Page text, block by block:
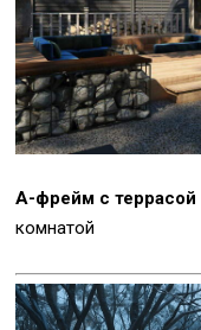
А-фрейм с террасой
комнатой